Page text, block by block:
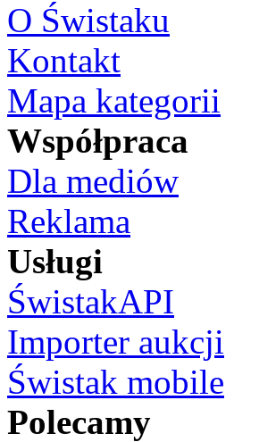
O Świstaku
Kontakt
Mapa kategorii
Współpraca
Dla mediów
Reklama
Usługi
ŚwistakAPI
Importer aukcji
Świstak mobile
Polecamy